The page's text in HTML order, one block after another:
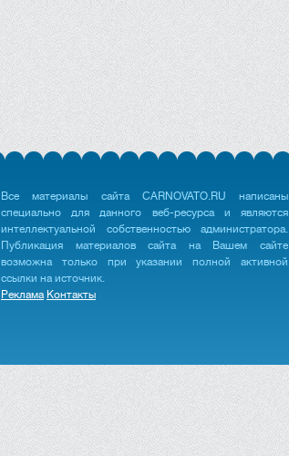
Все материалы сайта CARNOVATO.RU написаны
специально для данного веб-ресурса и являются
интеллектуальной собственностью администратора.
Публикация материалов сайта на Вашем сайте
возможна только при указании полной активной
ссылки на источник.
Реклама Контакты